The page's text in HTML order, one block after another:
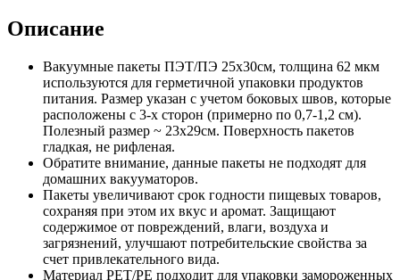
Описание
Вакуумные пакеты ПЭТ/ПЭ 25x30см, толщина 62 мкм
используются для герметичной упаковки продуктов
питания. Размер указан с учетом боковых швов, которые
расположены с 3-х сторон (примерно по 0,7-1,2 см).
Полезный размер ~ 23x29см. Поверхность пакетов
гладкая, не рифленая.
Обратите внимание, данные пакеты не подходят для
домашних вакууматоров.
Пакеты увеличивают срок годности пищевых товаров,
сохраняя при этом их вкус и аромат. Защищают
содержимое от повреждений, влаги, воздуха и
загрязнений, улучшают потребительские свойства за
счет привлекательного вида.
Материал PET/PE подходит для упаковки замороженных